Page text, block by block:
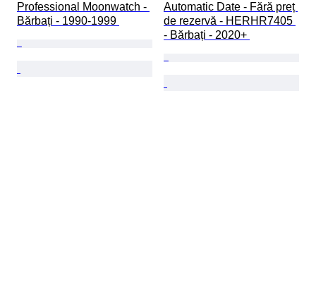
Professional Moonwatch -
Bărbați - 1990-1999
Automatic Date - Fără preț
de rezervă - HERHR7405
- Bărbați - 2020+